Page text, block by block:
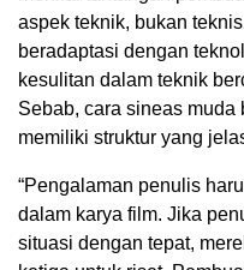
aspek teknik, bukan
beradaptasi dengan
kesulitan dalam teknik
Sebab, cara sineas
memiliki struktur yang
“Pengalaman penulis
dalam karya film. Jika
situasi dengan tepat,